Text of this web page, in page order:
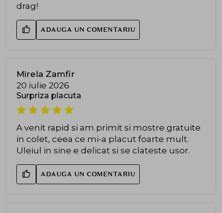
drag!
ADAUGA UN COMENTARIU
Mirela Zamfir
20 iulie 2026
Surpriza placuta
A venit rapid si am primit si mostre gratuite
in colet, ceea ce mi-a placut foarte mult.
Uleiul in sine e delicat si se clateste usor.
ADAUGA UN COMENTARIU